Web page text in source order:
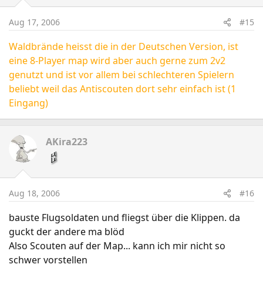
Aug 17, 2006 #15
Waldbrände heisst die in der Deutschen Version, ist
eine 8-Player map wird aber auch gerne zum 2v2
genutzt und ist vor allem bei schlechteren Spielern
beliebt weil das Antiscouten dort sehr einfach ist (1
Eingang)
AKira223
Aug 18, 2006 #16
bauste Flugsoldaten und fliegst über die Klippen. da
guckt der andere ma blöd
Also Scouten auf der Map... kann ich mir nicht so
schwer vorstellen